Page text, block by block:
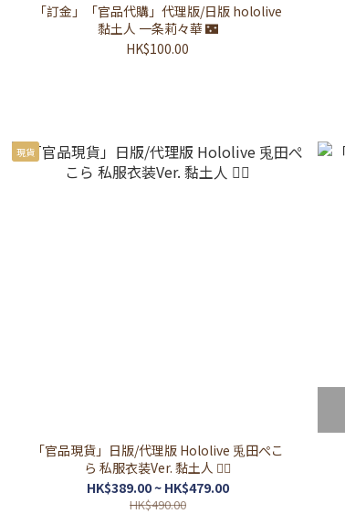
「訂金」「官品代購」代理版/日版 hololive
黏土人 一条莉々華 🌃
HK$100.00
現貨
「官品現貨」日版/代理版 Hololive 兎田ぺこ
ら 私服衣装Ver. 黏土人 👯‍♀️
HK$389.00 ~ HK$479.00
HK$490.00